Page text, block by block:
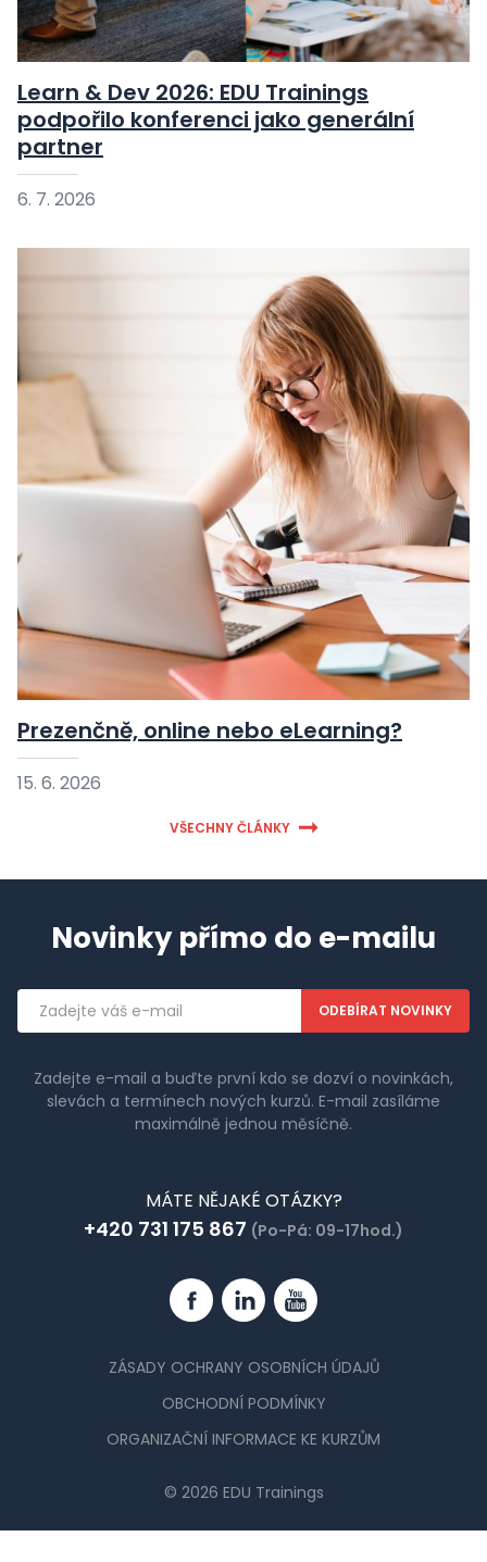
Learn & Dev 2026: EDU Trainings
podpořilo konferenci jako generální
partner
6. 7. 2026
Prezenčně, online nebo eLearning?
15. 6. 2026
VŠECHNY ČLÁNKY
Novinky přímo do e-mailu
Emailová
adresa
Zadejte e-mail a buďte první kdo se dozví o novinkách,
slevách a termínech nových kurzů. E-mail zasíláme
maximálně jednou měsíčně.
MÁTE NĚJAKÉ OTÁZKY?
+420 731 175 867 (Po-Pá: 09-17hod.)
FacebookLinkedinYouTube
ZÁSADY OCHRANY OSOBNÍCH ÚDAJŮ
OBCHODNÍ PODMÍNKY
ORGANIZAČNÍ INFORMACE KE KURZŮM
© 2026 EDU Trainings